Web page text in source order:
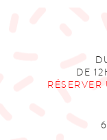
DE
RÉSERVER